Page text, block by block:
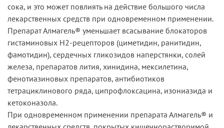
сока, и это может повлиять на действие большого числа
лекарственных средств при одновременном применении.
Препарат Алмагель® уменьшает всасывание блокаторов
гистаминовых Н2-рецепторов (циметидин, ранитидин,
фамотидин), сердечных гликозидов наперстянки, солей
железа, препаратов лития, хинидина, мексилетина,
фенотиазиновых препаратов, антибиотиков
тетрациклинового ряда, ципрофлоксацина, изониазида и
кетоконазола.
При одновременном применении препарата Алмагель® и